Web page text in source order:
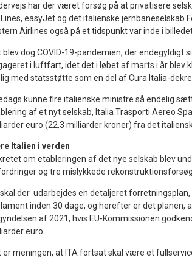
har der været forsøg på at privatisere
easyJet og det italienske jernbaneselskab
Airlines også på et tidspunkt var inde i
blev dog COVID-19-pandemien, der
i luftfart, idet det i løbet af marts i år blev
med statsstøtte som en del af Cura Italia-
kunne fire italienske ministre så endelig
af et nyt selskab, Italia Trasporti Aereo
euro (22,3 milliarder kroner) fra det
Italien i verden
om etableringen af det nye selskab blev
og tre mislykkede rekonstruktionsforsøg.
skal der udarbejdes en detaljeret
inden 30 dage, og herefter er det planen,
af 2021, hvis EU-Kommissionen
euro.
er meningen, at ITA fortsat skal være et